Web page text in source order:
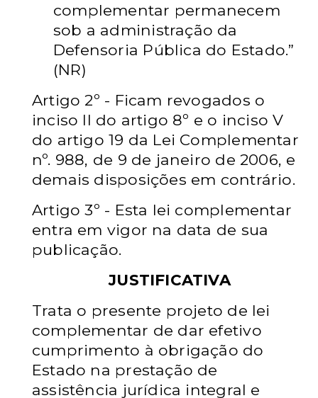
complementar permanecem
sob a administração da
Defensoria Pública do Estado.”
(NR)
Artigo 2º - Ficam revogados o
inciso II do artigo 8º e o inciso V
do artigo 19 da Lei Complementar
nº. 988, de 9 de janeiro de 2006, e
demais disposições em contrário.
Artigo 3º - Esta lei complementar
entra em vigor na data de sua
publicação.
JUSTIFICATIVA
Trata o presente projeto de lei
complementar de dar efetivo
cumprimento à obrigação do
Estado na prestação de
assistência jurídica integral e